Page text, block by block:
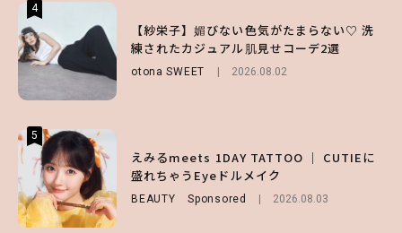
4
【紗栄子】媚びない色気がたまらない♡ 洗
練されたカジュアル肌見せコーデ2選
otona SWEET 2026.08.02
5
えみるmeets 1DAY TATTOO ｜ CUTIEに
盛れちゃうEyeドルメイク
BEAUTY Sponsored 2026.08.03
4
【ALD1】グループの魅力＆素顔に迫る♡ 一
問一答をお届け！【sweet web独占】
ENTERTAINMENT 2026.08.03
5
【SNIDEL】長濱ねるとロマンティックトラ
ッドな秋はじめ｜2026秋の新作コーデ4選
FASHION Sponsored 2026.07.10
4
【ハローキティ】がスシローと初コラボ♡
第1弾の気になるメニュー＆限定グッズを総
チェック！
2026.07.31
5
【夏ヘアのくずれ・うねりに】ヘアメイク夢
月直伝♡ ドライシャンプー「バティスト」
を使ったプロ級スタイリング3選
Sponsored